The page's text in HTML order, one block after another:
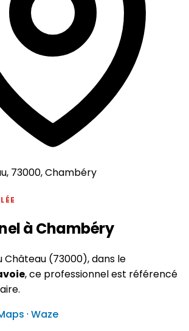
73000, Chambéry
à Chambéry
Château (73000), dans le
, ce professionnel est référencé
· Waze